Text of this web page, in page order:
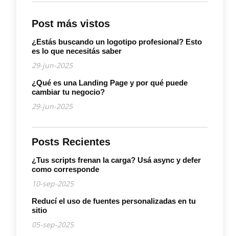
Post más vistos
¿Estás buscando un logotipo profesional? Esto
es lo que necesitás saber
29-jun-2025
¿Qué es una Landing Page y por qué puede
cambiar tu negocio?
29-jun-2025
Posts Recientes
¿Tus scripts frenan la carga? Usá async y defer
como corresponde
10-sep-2025
Reducí el uso de fuentes personalizadas en tu
sitio
05-sep-2025